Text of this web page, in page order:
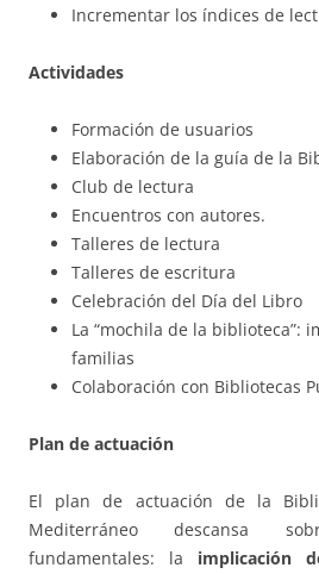
Incrementar los índices de
Actividades
Formación de usuarios
Elaboración de la guía de la
Club de lectura
Encuentros con autores.
Talleres de lectura
Talleres de escritura
Celebración del Día del Libro
La “mochila de la biblioteca”:
familias
Colaboración con Bibliotecas
Plan de actuación
El plan de actuación de la
Mediterráneo descansa
fundamentales: la implicación